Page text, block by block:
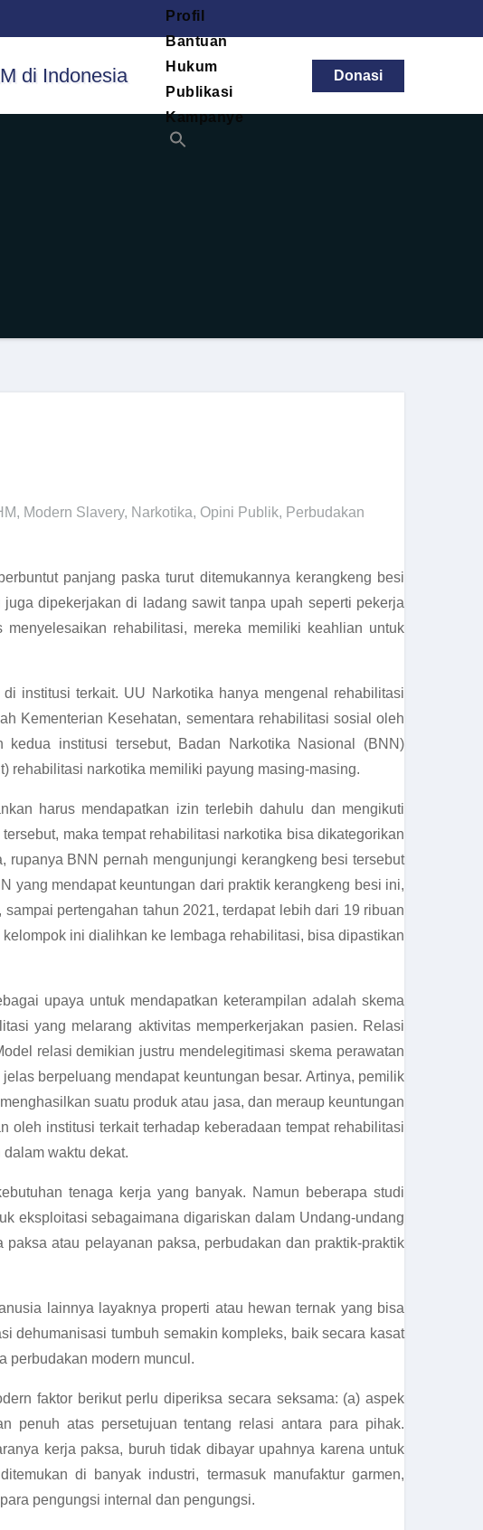
Profil
Bantuan
Hukum
Publikasi
Kampanye
Donasi
, Modern Slavery, Narkotika, Opini Publik, Perbudakan
panjang paska turut ditemukannya kerangkeng besi
dipekerjakan di ladang sawit tanpa upah seperti pekerja
rehabilitasi, mereka memiliki keahlian untuk
institusi terkait. UU Narkotika hanya mengenal rehabilitasi
Kementerian Kesehatan, sementara rehabilitasi sosial oleh
institusi tersebut, Badan Narkotika Nasional (BNN)
rehabilitasi narkotika memiliki payung masing-masing.
harus mendapatkan izin terlebih dahulu dan mengikuti
maka tempat rehabilitasi narkotika bisa dikategorikan
BNN pernah mengunjungi kerangkeng besi tersebut
yang mendapat keuntungan dari praktik kerangkeng besi ini,
pertengahan tahun 2021, terdapat lebih dari 19 ribuan
ini dialihkan ke lembaga rehabilitasi, bisa dipastikan
upaya untuk mendapatkan keterampilan adalah skema
yang melarang aktivitas memperkerjakan pasien. Relasi
relasi demikian justru mendelegitimasi skema perawatan
berpeluang mendapat keuntungan besar. Artinya, pemilik
suatu produk atau jasa, dan meraup keuntungan
institusi terkait terhadap keberadaan tempat rehabilitasi
waktu dekat.
tenaga kerja yang banyak. Namun beberapa studi
eksploitasi sebagaimana digariskan dalam Undang-undang
atau pelayanan paksa, perbudakan dan praktik-praktik
lainnya layaknya properti atau hewan ternak yang bisa
dehumanisasi tumbuh semakin kompleks, baik secara kasat
perbudakan modern muncul.
faktor berikut perlu diperiksa secara seksama: (a) aspek
penuh atas persetujuan tentang relasi antara para pihak.
kerja paksa, buruh tidak dibayar upahnya karena untuk
di banyak industri, termasuk manufaktur garmen,
pengungsi internal dan pengungsi.